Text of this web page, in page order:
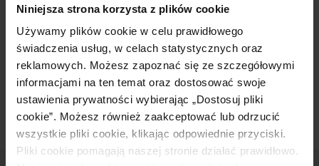
Niniejsza strona korzysta z plików cookie
Używamy plików cookie w celu prawidłowego
świadczenia usług, w celach statystycznych oraz
reklamowych. Możesz zapoznać się ze szczegółowymi
informacjami na ten temat oraz dostosować swoje
ustawienia prywatności wybierając „Dostosuj pliki
cookie”. Możesz również zaakceptować lub odrzucić
wszystkie pliki cookie, klikając odpowiednie przyciski.
Pliki cookie pomagają naszej stronie działać prawidłowo.
Skład
Opinie